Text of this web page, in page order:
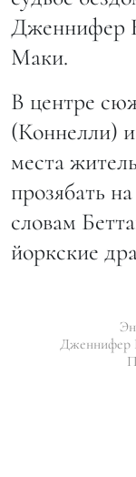
Дженнифер
Маки.
В центре
(Коннелли)
места
прозябать
словам
йоркские
Дженнифер